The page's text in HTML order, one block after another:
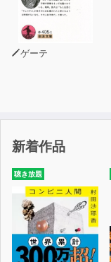
ゲーテ
新着作品
聴き放題